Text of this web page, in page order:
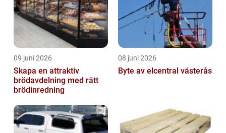
09 juni 2026
Skapa en attraktiv
brödavdelning med rätt
brödinredning
08 juni 2026
Byte av elcentral västerås